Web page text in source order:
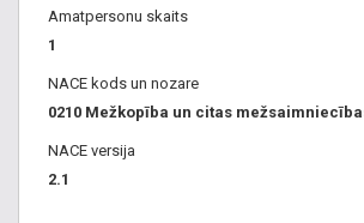
Amatpersonu skaits
1
NACE kods un nozare
0210 Mežkopība un citas
NACE versija
2.1